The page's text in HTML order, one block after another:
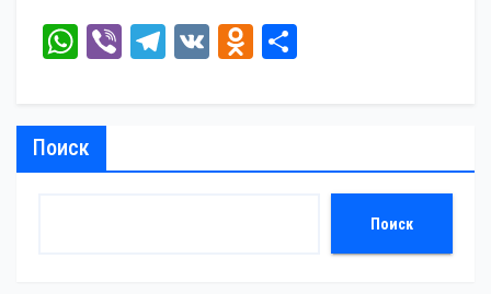
W
A
pp
Vi
Te
m
V
O
ss ь
Поиск
Поиск